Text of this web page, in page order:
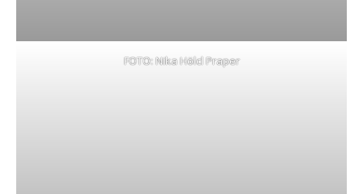
FOTO: Nika Hölcl Praper